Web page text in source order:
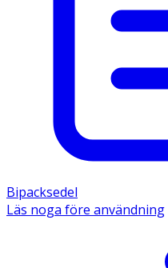
Bipacksedel
Läs noga före användning